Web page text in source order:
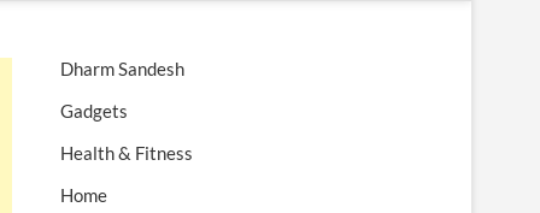
Dharm Sandesh
Gadgets
Health & Fitness
Home